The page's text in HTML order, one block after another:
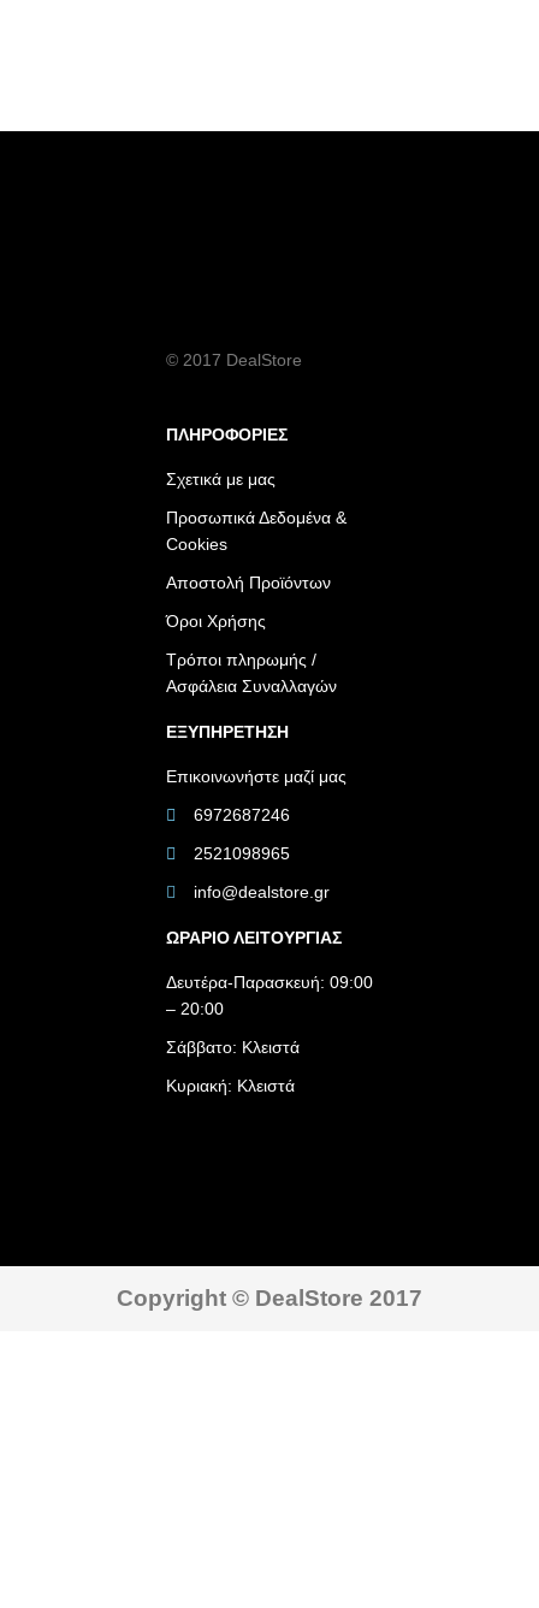
© 2017 DealStore
ΠΛΗΡΟΦΟΡΙΕΣ
Σχετικά με μας
Προσωπικά Δεδομένα &
Cookies
Αποστολή Προϊόντων
Όροι Χρήσης
Τρόποι πληρωμής /
Ασφάλεια Συναλλαγών
ΕΞΥΠΗΡΕΤΗΣΗ
Επικοινωνήστε μαζί μας
6972687246
2521098965
info@dealstore.gr
ΩΡΑΡΙΟ ΛΕΙΤΟΥΡΓΙΑΣ​
Δευτέρα-Παρασκευή: 09:00
– 20:00
Σάββατο: Κλειστά
Κυριακή: Κλειστά
Copyright © DealStore 2017